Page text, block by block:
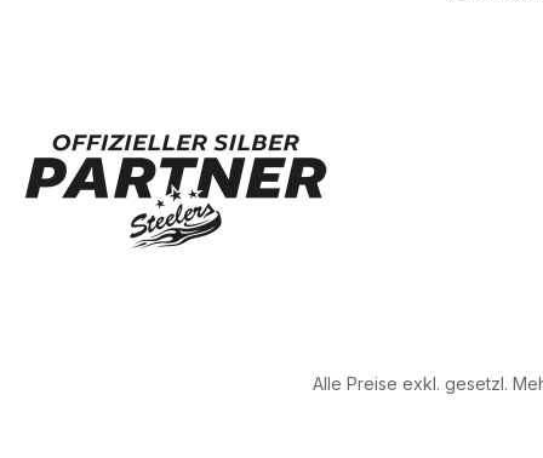
Alle Preise exkl. gesetzl.